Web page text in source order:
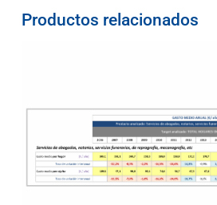
Productos relacionados